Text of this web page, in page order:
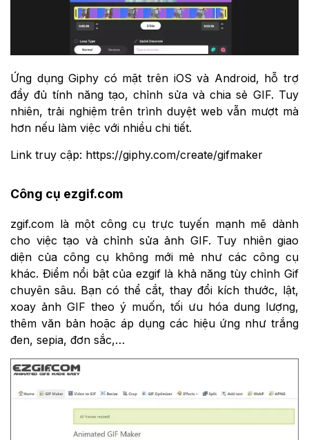
Ứng dụng Giphy có mặt trên iOS và Android, hỗ trợ
đầy đủ tính năng tạo, chỉnh sửa và chia sẻ GIF. Tuy
nhiên, trải nghiệm trên trình duyệt web vẫn mượt mà
hơn nếu làm việc với nhiều chi tiết.
Link truy cập: https://giphy.com/create/gifmaker
Công cụ ezgif.com
zgif.com là một công cụ trực tuyến mạnh mẽ dành
cho việc tạo và chỉnh sửa ảnh GIF. Tuy nhiên giao
diện của công cụ không mới mẻ như các công cụ
khác. Điểm nổi bật của ezgif là khả năng tùy chỉnh Gif
chuyên sâu. Bạn có thể cắt, thay đổi kích thước, lật,
xoay ảnh GIF theo ý muốn, tối ưu hóa dung lượng,
thêm văn bản hoặc áp dụng các hiệu ứng như trắng
đen, sepia, đơn sắc,…